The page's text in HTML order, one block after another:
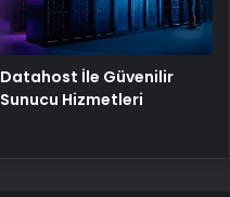
Datahost İle Güvenilir
Sunucu Hizmetleri